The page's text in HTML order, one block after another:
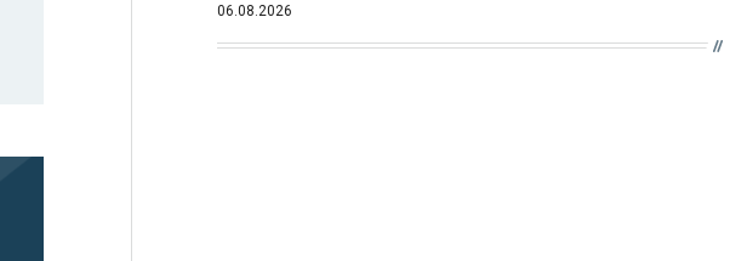
06.08.2026